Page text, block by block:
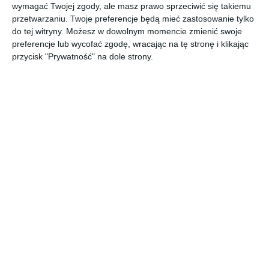
wymagać Twojej zgody, ale masz prawo sprzeciwić się takiemu
przetwarzaniu. Twoje preferencje będą mieć zastosowanie tylko
do tej witryny. Możesz w dowolnym momencie zmienić swoje
preferencje lub wycofać zgodę, wracając na tę stronę i klikając
przycisk "Prywatność" na dole strony.
Pozostałe zdjęcia w projekcie:Nowoczesna sypialnia z
przeszkloną garderobą